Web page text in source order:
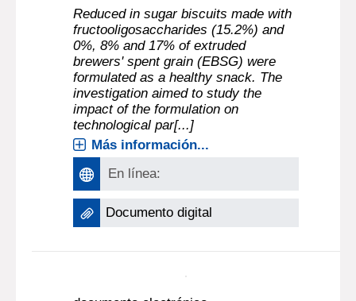
Reduced in sugar biscuits made with
fructooligosaccharides (15.2%) and
0%, 8% and 17% of extruded
brewers' spent grain (EBSG) were
formulated as a healthy snack. The
investigation aimed to study the
impact of the formulation on
technological par[...]
Más información...
En línea:
Documento digital